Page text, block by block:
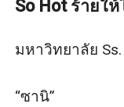
So Hot ร้ายใ
มหาวิทยาลัย Ss.
“ซานิ”